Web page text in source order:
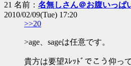
21 名前： 名無しさん＠お腹いっぱ
2010/02/09(Tue) 17:20
>>20
>age、sageは任意です。
貴方は要望ｽﾚｯﾄﾞでこう仰っ